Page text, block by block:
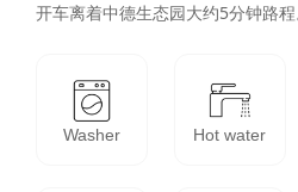
开车离着中德生态园大约5分钟路程
Washer Hot water